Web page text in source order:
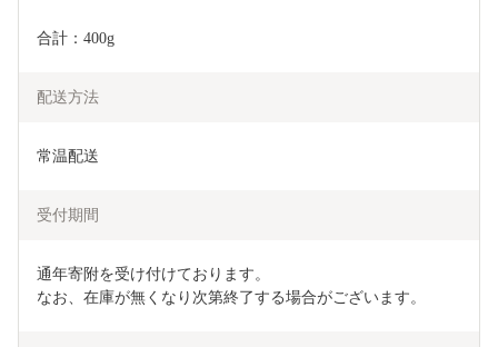
合計：400g
配送方法
常温配送
受付期間
通年寄附を受け付けております。
なお、在庫が無くなり次第終了する場合がございます。